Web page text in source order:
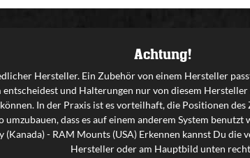
Achtung!
Hersteller. Ein Zubehör von einem Hersteller
und Halterungen nur von diesem
In der Praxis ist es vorteilhaft, die Positionen
dass es auf einem anderem System
(Kanada) - RAM Mounts (USA) Erkennen kannst Du
Hersteller oder am Hauptbild unten